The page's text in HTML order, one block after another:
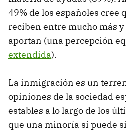
49% de los españoles cree
reciben entre mucho más y
aportan (una percepción
extendida).
La inmigración es un
opiniones de la sociedad
estables a lo largo de los
que una minoría sí puede